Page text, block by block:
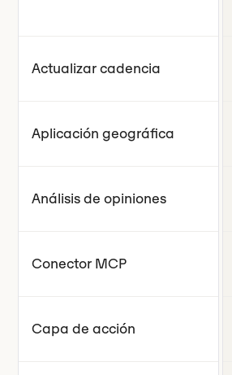
Actualizar cadencia
Aplicación geográfica
Análisis de opiniones
Conector MCP
Capa de acción